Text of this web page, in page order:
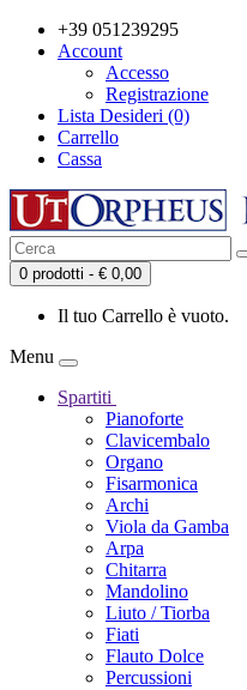
+39 051239295
Account
Accesso
Registrazione
Lista Desideri (0)
Carrello
Cassa
0 prodotti - € 0,00
Il tuo Carrello è vuoto.
Menu
Spartiti
Pianoforte
Clavicembalo
Organo
Fisarmonica
Archi
Viola da Gamba
Arpa
Chitarra
Mandolino
Liuto / Tiorba
Fiati
Flauto Dolce
Percussioni